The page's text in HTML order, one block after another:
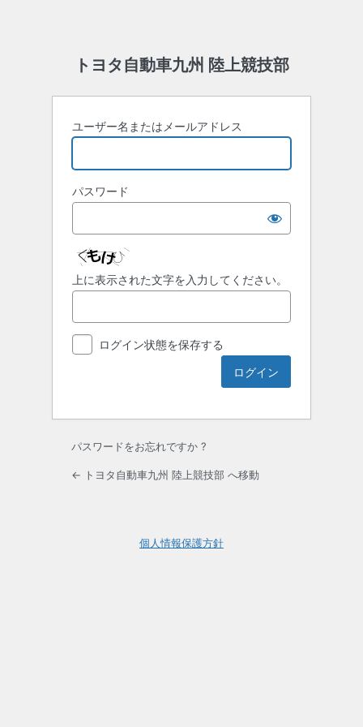
トヨタ自動車九州 陸上競技部
ユーザー名またはメールアドレス
パスワード
上に表示された文字を入力してください。
ログイン状態を保存する
パスワードをお忘れですか ?
← トヨタ自動車九州 陸上競技部 へ移動
個人情報保護方針